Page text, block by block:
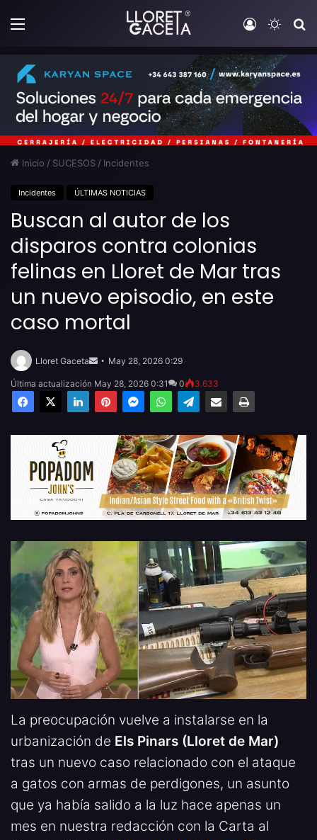
Menú Iniciar
Inicio / SUCESOS / Incidentes
Incidentes ÚLTIMAS NOTICIAS
Buscan al autor de los
disparos contra colonias
felinas en Lloret de Mar tras
un nuevo episodio, en este
caso mortal
Lloret Gaceta
email
May 28, 2026 0:29
Última actualización May 28, 2026 0:31 0 3.633
Facebook
X LinkedInPinterestMessengerWhatsAppTelegramCompartir por email Imprimir
La preocupación vuelve a instalarse en la
urbanización de Els Pinars (Lloret de Mar)
tras un nuevo caso relacionado con el ataque
a gatos con armas de perdigones, un asunto
que ya había salido a la luz hace apenas un
mes en nuestra redacción con la Carta al